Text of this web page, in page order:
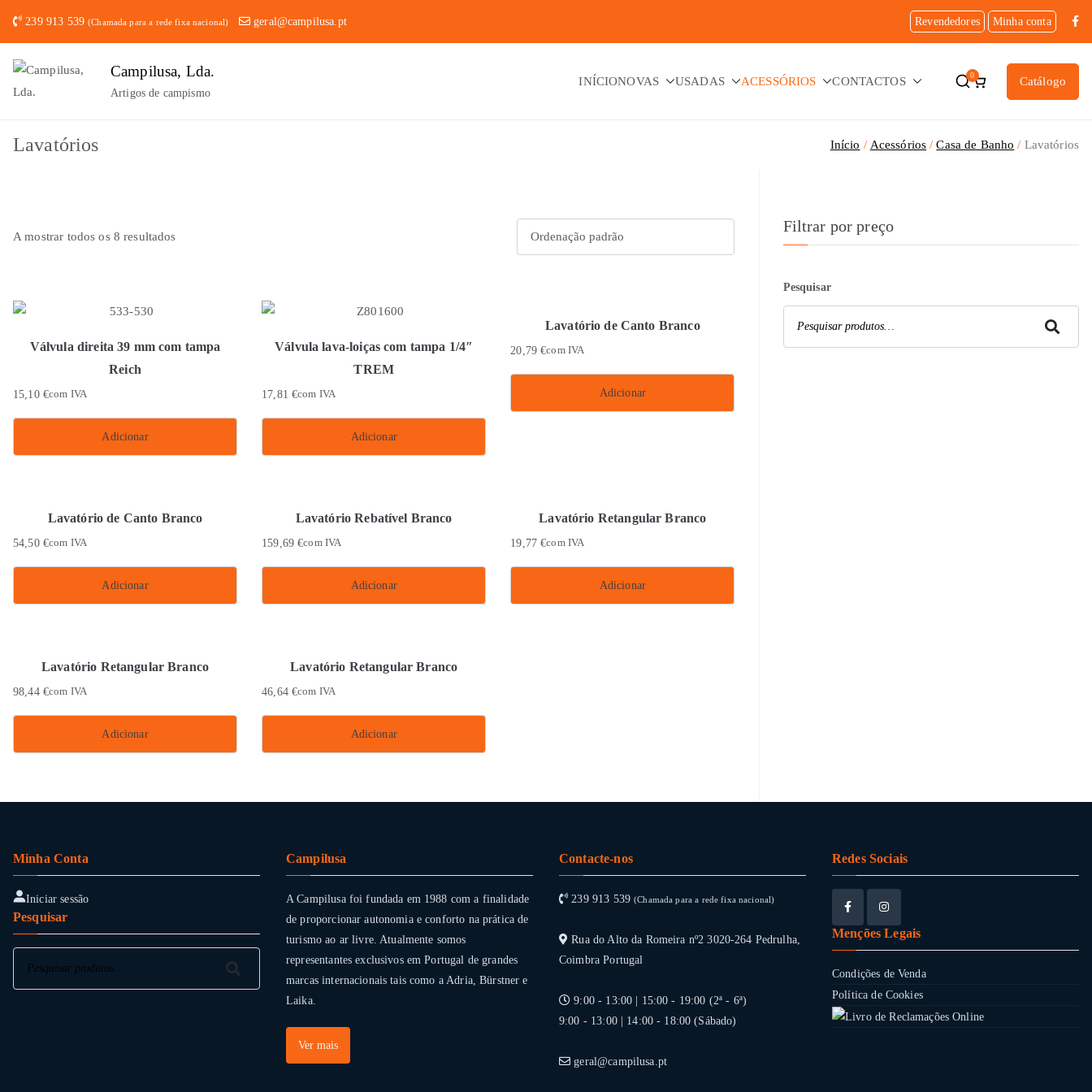
conteúdo
239 913 539(Chamada para a rede fixa nacional) geral@campilusa.pt Revendedores Minha conta
Campilusa, Lda.
Artigos de campismo
INÍCIONOVAS USADAS ACESSÓRIOS CONTACTOS 0 Catálogo
Lavatórios Início Acessórios Casa de Banho Lavatórios
A mostrar todos os 8 resultados
Válvula direita 39 mm com tampa
Reich
15,10 €com IVA
Adicionar
Válvula lava-loiças com tampa 1/4″
TREM
17,81€com IVA
Adicionar
Lavatório de Canto Branco
20,79€com IVA
Adicionar
Lavatório de Canto Branco
54,50 €com IVA
Adicionar
Lavatório Rebatível Branco
159,69€com IVA
Adicionar
Lavatório Retangular Branco
19,77€com IVA
Adicionar
Lavatório Retangular Branco
98,44 €com IVA
Adicionar
Lavatório Retangular Branco
46,64€com IVA
Adicionar
Filtrar por preço
Pesquisar
Pesquisar
Minha Conta
Iniciar sessão
Pesquisar
Pesquisar
Campilusa
A Campilusa foi fundada em 1988 com a finalidade
de proporcionar autonomia e conforto na prática de
turismo ao ar livre. Atualmente somos
representantes exclusivos em Portugal de grandes
marcas internacionais tais como a Adria, Bürstner e
Laika.
Ver mais
Contacte-nos
239 913 539(Chamada para a rede fixa nacional)
Rua do Alto da Romeira nº2 3020-264 Pedrulha,
Coimbra Portugal
9:00 - 13:00 | 15:00 - 19:00 (2ª - 6ª)
9:00 - 13:00 | 14:00 - 18:00 (Sábado)
geral@campilusa.pt
Redes Sociais
Menções Legais
Condições de Venda
Política de Cookies